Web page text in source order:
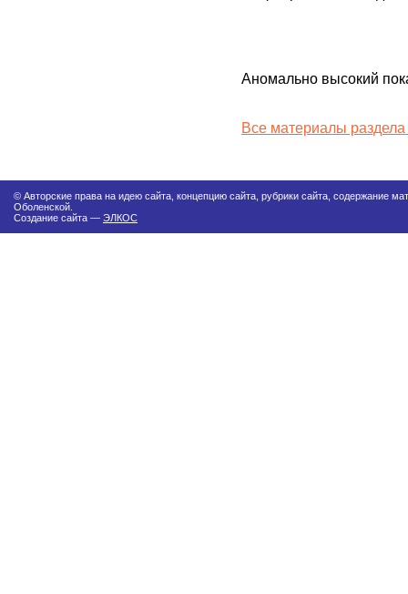
Аномально высокий
Все материалы
© Авторские права на идею сайта, концепцию сайта, рубрики сайта, содержание
Оболенской.
Создание сайта — ЭЛКОС